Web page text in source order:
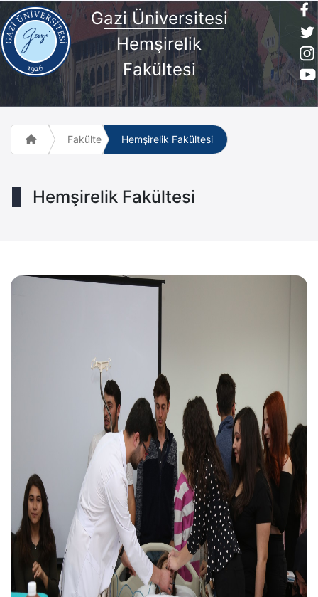
Gazi Üniversitesi
Hemşirelik
Fakültesi
Fakülte ve Meslek Yüksek Okulları
Hemşirelik Fakültesi
Hemşirelik Fakültesi